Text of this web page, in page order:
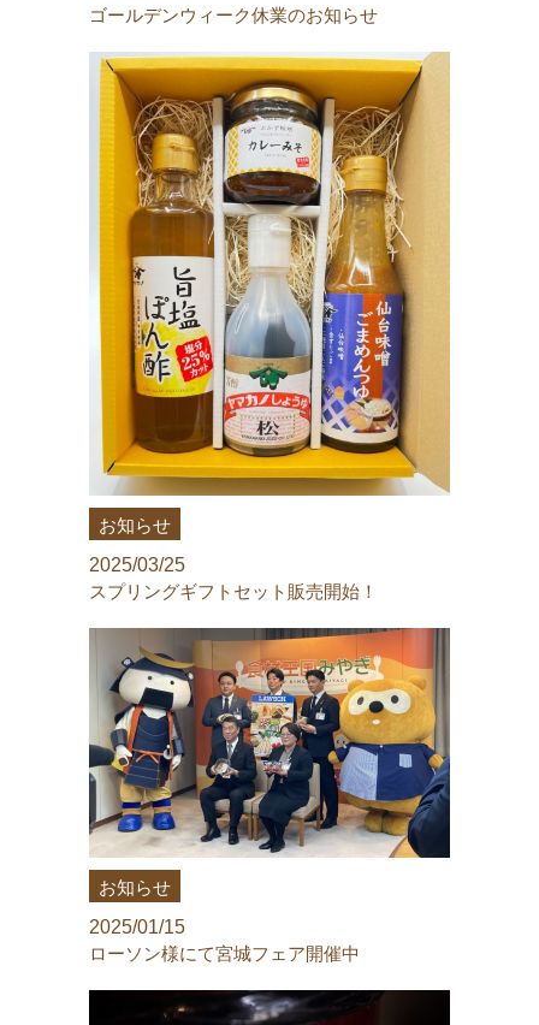
ゴールデンウィーク休業のお知らせ
お知らせ
2025/03/25
スプリングギフトセット販売開始！
お知らせ
2025/01/15
ローソン様にて宮城フェア開催中